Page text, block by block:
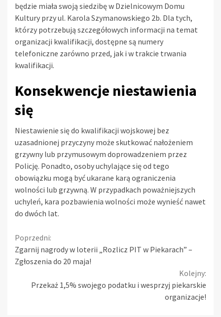
będzie miała swoją siedzibę w Dzielnicowym Domu
Kultury przy ul. Karola Szymanowskiego 2b. Dla tych,
którzy potrzebują szczegółowych informacji na temat
organizacji kwalifikacji, dostępne są numery
telefoniczne zarówno przed, jak i w trakcie trwania
kwalifikacji.
Konsekwencje niestawienia
się
Niestawienie się do kwalifikacji wojskowej bez
uzasadnionej przyczyny może skutkować nałożeniem
grzywny lub przymusowym doprowadzeniem przez
Policję. Ponadto, osoby uchylające się od tego
obowiązku mogą być ukarane karą ograniczenia
wolności lub grzywną. W przypadkach poważniejszych
uchyleń, kara pozbawienia wolności może wynieść nawet
do dwóch lat.
Continue
Reading
Poprzedni:
Zgarnij nagrody w loterii „Rozlicz PIT w Piekarach” –
Zgłoszenia do 20 maja!
Kolejny:
Przekaż 1,5% swojego podatku i wesprzyj piekarskie
organizacje!